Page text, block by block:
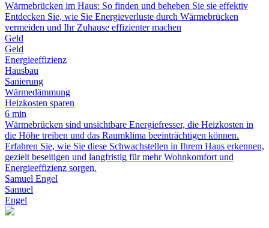
Wärmebrücken im Haus: So finden und beheben Sie sie effektiv
Entdecken Sie, wie Sie Energieverluste durch Wärmebrücken
vermeiden und Ihr Zuhause effizienter machen
Geld
Geld
Energieeffizienz
Hausbau
Sanierung
Wärmedämmung
Heizkosten sparen
6 min
Wärmebrücken sind unsichtbare Energiefresser, die Heizkosten in
die Höhe treiben und das Raumklima beeinträchtigen können.
Erfahren Sie, wie Sie diese Schwachstellen in Ihrem Haus erkennen,
gezielt beseitigen und langfristig für mehr Wohnkomfort und
Energieeffizienz sorgen.
Samuel Engel
Samuel
Engel